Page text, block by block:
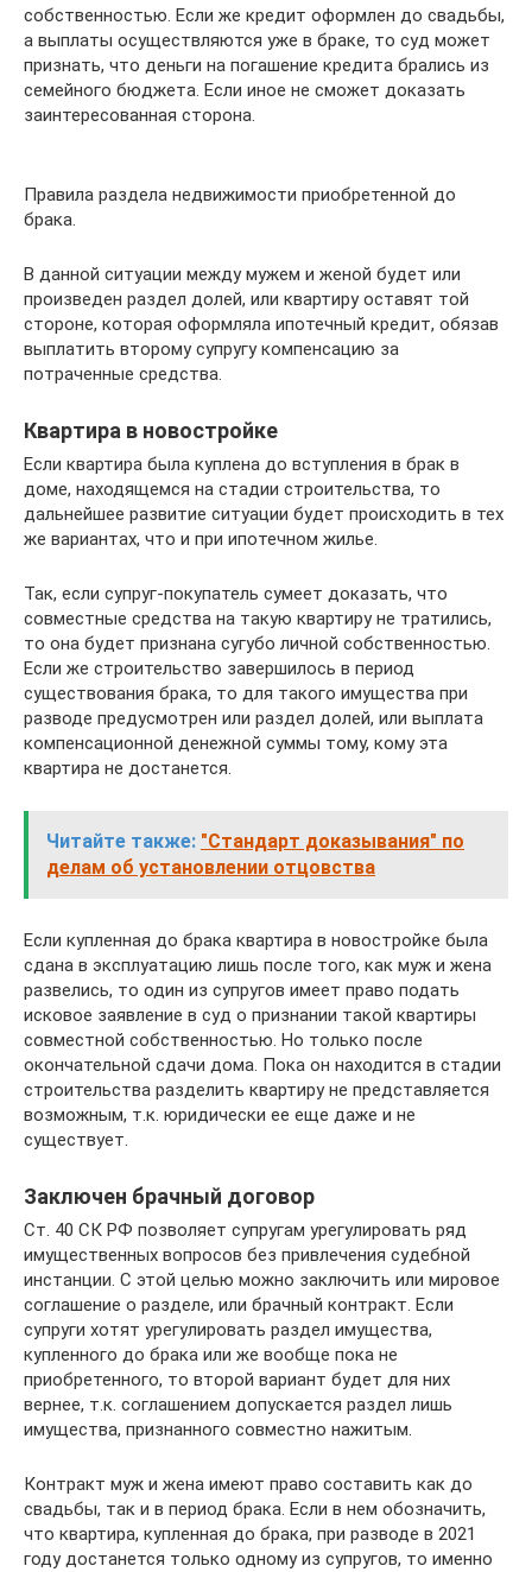
собственностью. Если же кредит оформлен до свадьбы,
а выплаты осуществляются уже в браке, то суд может
признать, что деньги на погашение кредита брались из
семейного бюджета. Если иное не сможет доказать
заинтересованная сторона.
Правила раздела недвижимости приобретенной до
брака.
В данной ситуации между мужем и женой будет или
произведен раздел долей, или квартиру оставят той
стороне, которая оформляла ипотечный кредит, обязав
выплатить второму супругу компенсацию за
потраченные средства.
Квартира в новостройке
Если квартира была куплена до вступления в брак в
доме, находящемся на стадии строительства, то
дальнейшее развитие ситуации будет происходить в тех
же вариантах, что и при ипотечном жилье.
Так, если супруг-покупатель сумеет доказать, что
совместные средства на такую квартиру не тратились,
то она будет признана сугубо личной собственностью.
Если же строительство завершилось в период
существования брака, то для такого имущества при
разводе предусмотрен или раздел долей, или выплата
компенсационной денежной суммы тому, кому эта
квартира не достанется.
Читайте также: "Стандарт доказывания" по
делам об установлении отцовства
Если купленная до брака квартира в новостройке была
сдана в эксплуатацию лишь после того, как муж и жена
развелись, то один из супругов имеет право подать
исковое заявление в суд о признании такой квартиры
совместной собственностью. Но только после
окончательной сдачи дома. Пока он находится в стадии
строительства разделить квартиру не представляется
возможным, т.к. юридически ее еще даже и не
существует.
Заключен брачный договор
Ст. 40 СК РФ позволяет супругам урегулировать ряд
имущественных вопросов без привлечения судебной
инстанции. С этой целью можно заключить или мировое
соглашение о разделе, или брачный контракт. Если
супруги хотят урегулировать раздел имущества,
купленного до брака или же вообще пока не
приобретенного, то второй вариант будет для них
вернее, т.к. соглашением допускается раздел лишь
имущества, признанного совместно нажитым.
Контракт муж и жена имеют право составить как до
свадьбы, так и в период брака. Если в нем обозначить,
что квартира, купленная до брака, при разводе в 2021
году достанется только одному из супругов, то именно